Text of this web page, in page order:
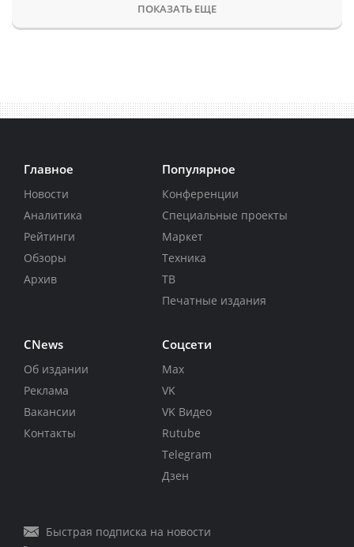
ПОКАЗАТЬ ЕЩЕ
Главное
Новости
Аналитика
Рейтинги
Обзоры
Архив
Популярное
Конференции
Специальные проекты
Маркет
Техника
ТВ
Печатные издания
CNews
Об издании
Реклама
Вакансии
Контакты
Соцсети
Max
VK
VK Видео
Rutube
Telegram
Дзен
Быстрая подписка на новости